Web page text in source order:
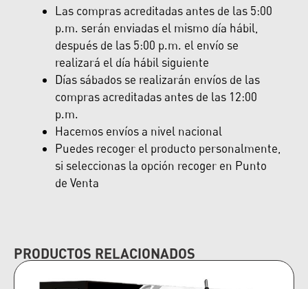
Las compras acreditadas antes de las 5:00
p.m. serán enviadas el mismo día hábil,
después de las 5:00 p.m. el envío se
realizará el día hábil siguiente
Días sábados se realizarán envíos de las
compras acreditadas antes de las 12:00
p.m.
Hacemos envíos a nivel nacional
Puedes recoger el producto personalmente,
si seleccionas la opción recoger en Punto
de Venta
PRODUCTOS RELACIONADOS